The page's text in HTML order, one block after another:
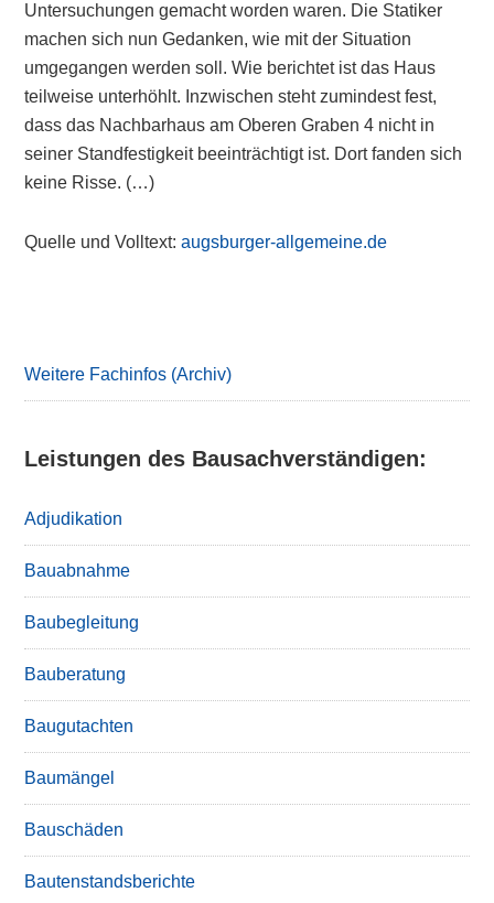
Untersuchungen gemacht worden waren. Die Statiker
machen sich nun Gedanken, wie mit der Situation
umgegangen werden soll. Wie berichtet ist das Haus
teilweise unterhöhlt. Inzwischen steht zumindest fest,
dass das Nachbarhaus am Oberen Graben 4 nicht in
seiner Standfestigkeit beeinträchtigt ist. Dort fanden sich
keine Risse. (…)
Quelle und Volltext:augsburger-allgemeine.de
Weitere Fachinfos (Archiv)
Leistungen des Bausachverständigen:
Adjudikation
Bauabnahme
Baubegleitung
Bauberatung
Baugutachten
Baumängel
Bauschäden
Bautenstandsberichte